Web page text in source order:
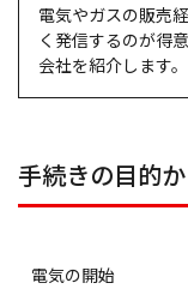
電気やガスの販売
く発信するのが得
会社を紹介します。
手続きの目的
電気の開始